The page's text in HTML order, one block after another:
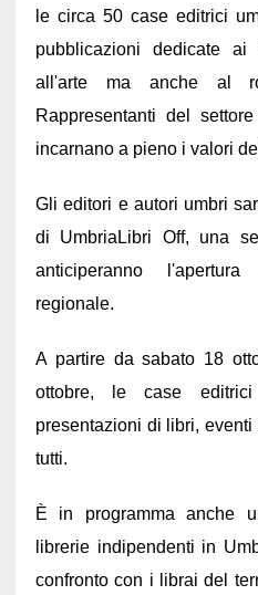
le circa 50 case editrici
pubblicazioni dedicate
all'arte ma anche al
Rappresentanti del
incarnano a pieno i valori
Gli editori e autori umbri
di UmbriaLibri Off, una
anticiperanno
regionale.
A partire da sabato 18
ottobre, le case editrici
presentazioni di libri,
tutti.
È in programma anche
librerie indipendenti in
confronto con i librai del